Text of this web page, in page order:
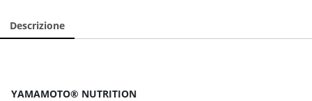
Descrizione
YAMAMOTO® NUTRITION